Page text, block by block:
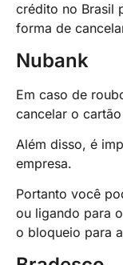
crédito no Brasil
forma de
Nubank
Em caso de
cancelar o
Além disso, é
empresa.
Portanto você
ou ligando para
o bloqueio para